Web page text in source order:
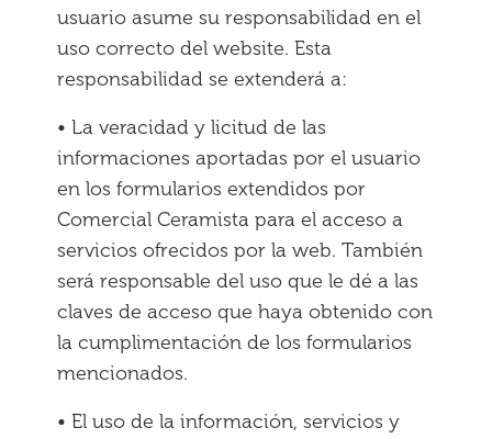
usuario asume su responsabilidad en el
uso correcto del website. Esta
responsabilidad se extenderá a:
• La veracidad y licitud de las
informaciones aportadas por el usuario
en los formularios extendidos por
Comercial Ceramista para el acceso a
servicios ofrecidos por la web. También
será responsable del uso que le dé a las
claves de acceso que haya obtenido con
la cumplimentación de los formularios
mencionados.
• El uso de la información, servicios y